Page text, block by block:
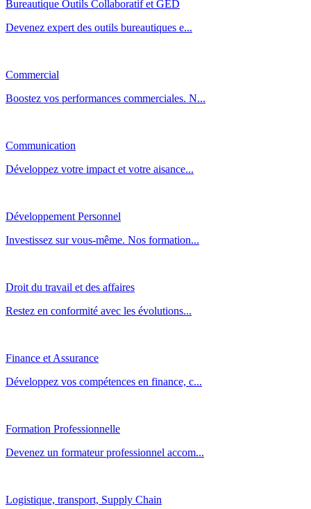
Bureautique Outils Collaboratif et GED
Devenez expert des outils bureautiques e...
Commercial
Boostez vos performances commerciales. N...
Communication
Développez votre impact et votre aisance...
Développement Personnel
Investissez sur vous-même. Nos formation...
Droit du travail et des affaires
Restez en conformité avec les évolutions...
Finance et Assurance
Développez vos compétences en finance, c...
Formation Professionnelle
Devenez un formateur professionnel accom...
Logistique, transport, Supply Chain